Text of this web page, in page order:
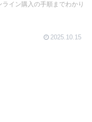
イン購入の手順までわかり
2025.10.15